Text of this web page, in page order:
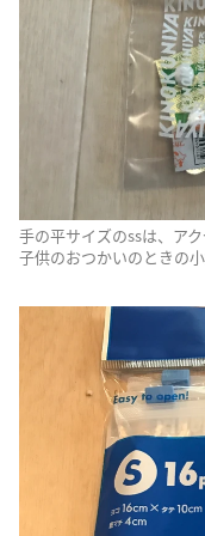
手の平サイズのssは、ア
子供のおつかいのときの